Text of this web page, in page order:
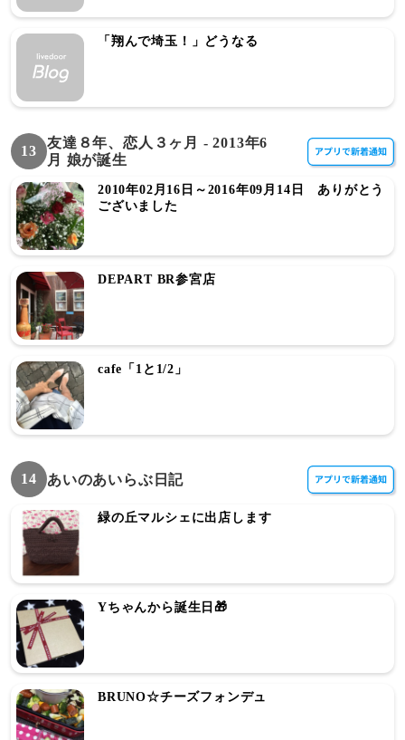
「翔んで埼玉！」どうなる
13
友達８年、恋人３ヶ月 - 2013年6
月 娘が誕生
2010年02月16日～2016年09月14日 ありがとう
ございました
DEPART BR参宮店
cafe「1と1/2」
14 あいのあいらぶ日記
緑の丘マルシェに出店します
Yちゃんから誕生日🎁
BRUNO☆チーズフォンデュ